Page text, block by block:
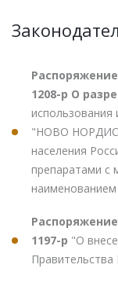
1208-р О
использования
"НОВО
населения
препаратами с
1197-р "О